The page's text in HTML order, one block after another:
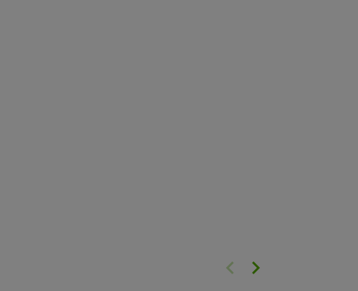
Precedente
keyboard_arrow_left Successivo
keyboard_arrow_right